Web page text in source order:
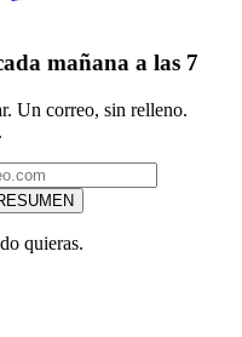
mañana a las 7
Un correo, sin relleno.
quieras.